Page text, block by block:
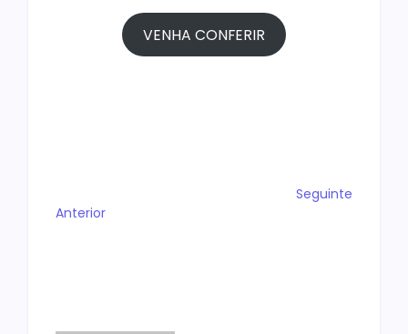
VENHA CONFERIR
Seguinte
Anterior